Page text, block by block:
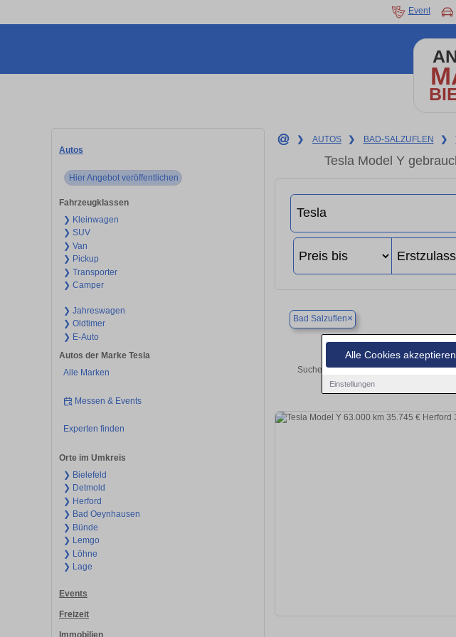
Alle Cookies akzeptieren
Einstellungen
Event
Autos
Hier Angebot veröffentlichen
Fahrzeugklassen
❯ Kleinwagen
❯ SUV
❯ Van
❯ Pickup
❯ Transporter
❯ Camper
❯ Jahreswagen
❯ Oldtimer
❯ E-Auto
Autos der Marke Tesla
Alle Marken
Messen & Events
Experten finden
Orte im Umkreis
❯ Bielefeld
❯ Detmold
❯ Herford
❯ Bad Oeynhausen
❯ Bünde
❯ Lemgo
❯ Löhne
❯ Lage
Events
Freizeit
Immobilien
❯ AUTOS ❯ BAD-SALZUFLEN ❯
Tesla Model Y
Bad Salzuflen×
Suchen Sie in Bad Salzuflen einen